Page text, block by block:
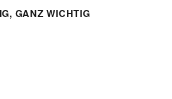
GANZ WICHTIG